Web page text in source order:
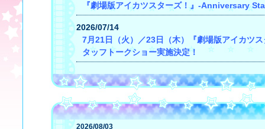
『劇場版アイカツスターズ！』-Anniversary
2026/07/14
7月21日（火）／23日（木）『劇場版アイカツ
タッフトークショー実施決定！
2026/08/03